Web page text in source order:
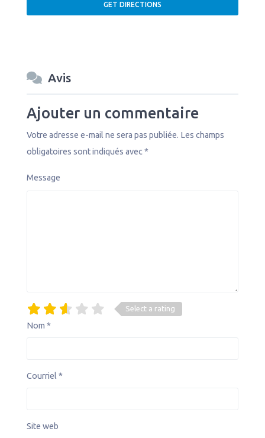
Avis
Ajouter un commentaire
Votre adresse e-mail ne sera pas publiée. Les champs
obligatoires sont indiqués avec *
Message
Select a rating
Nom *
Courriel *
Site web